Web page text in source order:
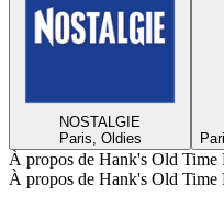
NOSTALGIE
Paris, Oldies
À propos de Hank's Old Time
À propos de Hank's Old Time